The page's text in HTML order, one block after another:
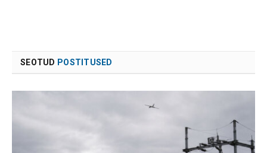
SEOTUD POSTITUSED